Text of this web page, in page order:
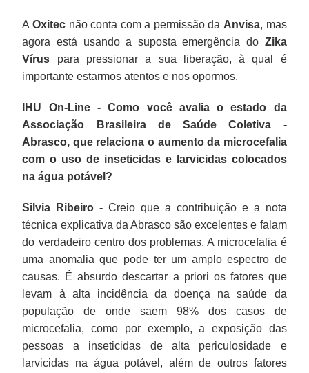
A Oxitecnão conta com a permissão da Anvisa, mas
agora está usando a suposta emergência do Zika
Vírus para pressionar a sua liberação, à qual é
importante estarmos atentos e nos opormos.
IHU On-Line - Como você avalia o estado da
Associação Brasileira de Saúde Coletiva -
Abrasco, que relaciona o aumento da microcefalia
com o uso de inseticidas e larvicidas colocados
na água potável?
Silvia Ribeiro - Creio que a contribuição e a nota
técnica explicativa da Abrasco são excelentes e falam
do verdadeiro centro dos problemas. A microcefalia é
uma anomalia que pode ter um amplo espectro de
causas. É absurdo descartar a priori os fatores que
levam à alta incidência da doença na saúde da
população de onde saem 98% dos casos de
microcefalia, como por exemplo, a exposição das
pessoas a inseticidas de alta periculosidade e
larvicidas na água potável, além de outros fatores